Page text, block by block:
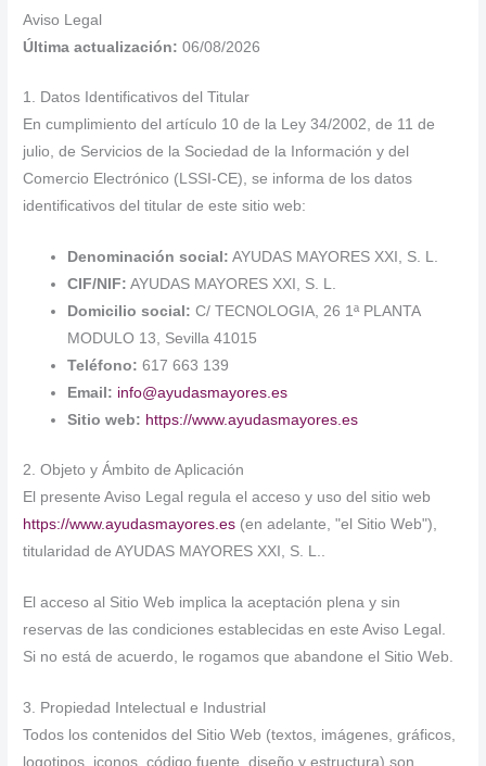
Aviso Legal
Última actualización: 06/08/2026
1. Datos Identificativos del Titular
En cumplimiento del artículo 10 de la Ley 34/2002, de 11 de
julio, de Servicios de la Sociedad de la Información y del
Comercio Electrónico (LSSI-CE), se informa de los datos
identificativos del titular de este sitio web:
Denominación social: AYUDAS MAYORES XXI, S. L.
CIF/NIF: AYUDAS MAYORES XXI, S. L.
Domicilio social: C/ TECNOLOGIA, 26 1ª PLANTA
MODULO 13, Sevilla 41015
Teléfono: 617 663 139
Email: info@ayudasmayores.es
Sitio web: https://www.ayudasmayores.es
2. Objeto y Ámbito de Aplicación
El presente Aviso Legal regula el acceso y uso del sitio web
https://www.ayudasmayores.es (en adelante, "el Sitio Web"),
titularidad de AYUDAS MAYORES XXI, S. L..
El acceso al Sitio Web implica la aceptación plena y sin
reservas de las condiciones establecidas en este Aviso Legal.
Si no está de acuerdo, le rogamos que abandone el Sitio Web.
3. Propiedad Intelectual e Industrial
Todos los contenidos del Sitio Web (textos, imágenes, gráficos,
logotipos, iconos, código fuente, diseño y estructura) son